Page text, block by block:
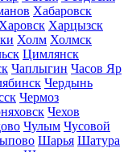
Хабаровск
Харовск Харцызск
Холм Холмск
Цимлянск
Чаплыгин Часов Яр
Чердынь
Чермоз
Чехов
Чулым Чусовой
Шарья Шатура